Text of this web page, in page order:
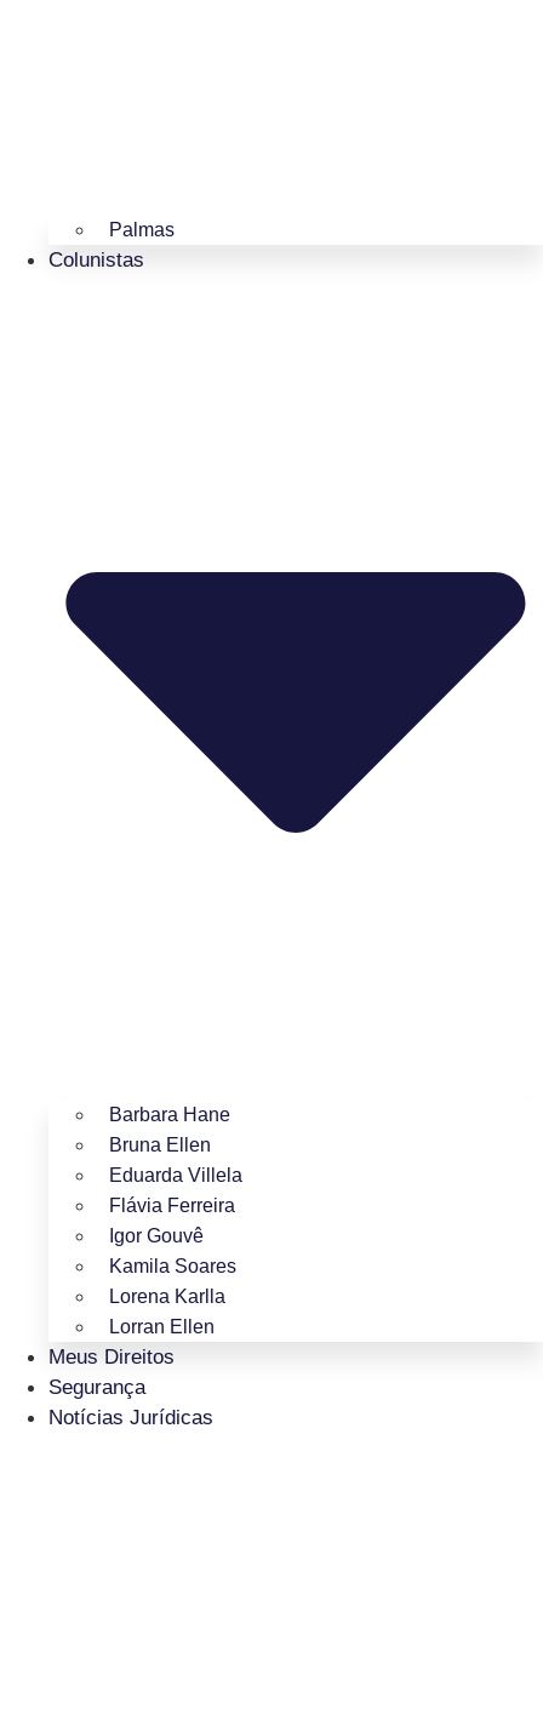
Palmas
Colunistas
Barbara Hane
Bruna Ellen
Eduarda Villela
Flávia Ferreira
Igor Gouvê
Kamila Soares
Lorena Karlla
Lorran Ellen
Meus Direitos
Segurança
Notícias Jurídicas